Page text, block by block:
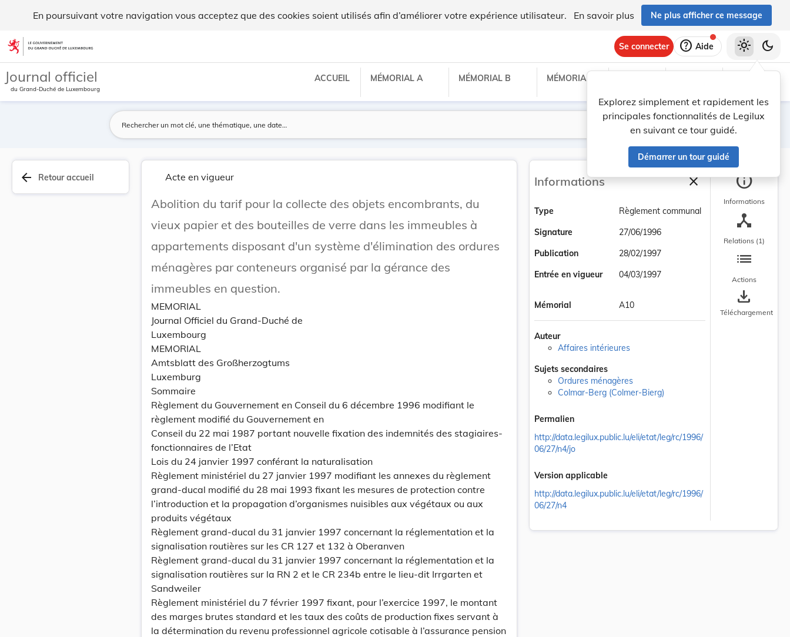
En poursuivant votre navigation vous acceptez que des cookies soient utilisés afin d’améliorer votre expérience utilisateur. En savoir plus Ne plus afficher ce message
Aller au contenu
Se connecter help Aide
Explorez simplement et rapidement les
principales fonctionnalités de Legilux
en suivant ce tour guidé.
Démarrer un tour guidé
light_mode dark_mode
Journal officiel
du Grand-Duché de Luxembourg
ACCUEIL MÉMORIAL A MÉMORIAL B MÉMORIAL C
Lancer la recherche
Filtres
arrow_back Retour accueil Acte en vigueur
Abolition du tarif pour la collecte des objets encombrants, du
vieux papier et des bouteilles de verre dans les immeubles à
appartements disposant d'un système d'élimination des ordures
ménagères par conteneurs organisé par la gérance des
immeubles en question.
MEMORIAL
Journal Officiel du Grand-Duché de
Luxembourg
MEMORIAL
Amtsblatt des Großherzogtums
Luxemburg
Sommaire
Règlement du Gouvernement en Conseil du 6 décembre 1996 modifiant le
règlement modifié du Gouvernement en
Conseil du 22 mai 1987 portant nouvelle fixation des indemnités des stagiaires-
fonctionnaires de l’Etat
Lois du 24 janvier 1997 conférant la naturalisation
Règlement ministériel du 27 janvier 1997 modifiant les annexes du règlement
grand-ducal modifié du 28 mai 1993 fixant les mesures de protection contre
l’introduction et la propagation d’organismes nuisibles aux végétaux ou aux
produits végétaux
Règlement grand-ducal du 31 janvier 1997 concernant la réglementation et la
signalisation routières sur les CR 127 et 132 à Oberanven
Règlement grand-ducal du 31 janvier 1997 concernant la réglementation et la
signalisation routières sur la RN 2 et le CR 234b entre le lieu-dit Irrgarten et
Sandweiler
Règlement ministériel du 7 février 1997 fixant, pour l’exercice 1997, le montant
des marges brutes standard et les taux des coûts de production fixes servant à
la détermination du revenu professionnel agricole cotisable à l’assurance pension
Informations closeFermer la barre
Type
Règlement communal
Signature
27/06/1996
Publication
28/02/1997
Entrée en vigueur
04/03/1997
Mémorial A10
Auteur
Affaires intérieures
Sujets secondaires
Ordures ménagères
Colmar-Berg (Colmer-Bierg)
Permalien
http://data.legilux.public.lu/eli/etat/leg/rc/1996/
06/27/n4/jo
Version applicable
http://data.legilux.public.lu/eli/etat/leg/rc/1996/
06/27/n4
info
Informations
device_hub
Relations (1)
list
Actions
save_alt
Téléchargement